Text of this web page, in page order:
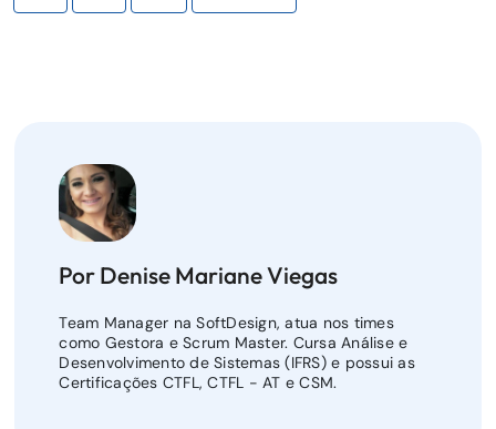
Por Denise Mariane Viegas
Team Manager na SoftDesign, atua nos times
como Gestora e Scrum Master. Cursa Análise e
Desenvolvimento de Sistemas (IFRS) e possui as
Certificações CTFL, CTFL - AT e CSM.